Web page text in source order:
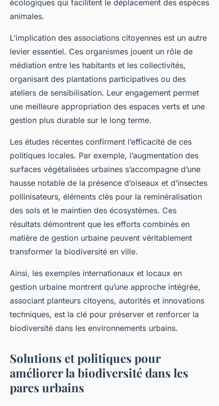
écologiques qui facilitent le déplacement des espèces
animales.
L’implication des associations citoyennes est un autre
levier essentiel. Ces organismes jouent un rôle de
médiation entre les habitants et les collectivités,
organisant des plantations participatives ou des
ateliers de sensibilisation. Leur engagement permet
une meilleure appropriation des espaces verts et une
gestion plus durable sur le long terme.
Les études récentes confirment l’efficacité de ces
politiques locales. Par exemple, l’augmentation des
surfaces végétalisées urbaines s’accompagne d’une
hausse notable de la présence d’oiseaux et d’insectes
pollinisateurs, éléments clés pour la reminéralisation
des sols et le maintien des écosystèmes. Ces
résultats démontrent que les efforts combinés en
matière de gestion urbaine peuvent véritablement
transformer la biodiversité en ville.
Ainsi, les exemples internationaux et locaux en
gestion urbaine montrent qu’une approche intégrée,
associant planteurs citoyens, autorités et innovations
techniques, est la clé pour préserver et renforcer la
biodiversité dans les environnements urbains.
Solutions et politiques pour
améliorer la biodiversité dans les
parcs urbains